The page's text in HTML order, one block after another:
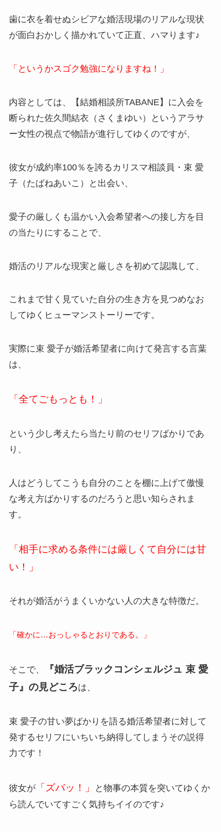
歯に衣を着せぬシビアな婚活現場のリアルな現状
が面白おかしく描かれていて正直、ハマります♪
「というかスゴク勉強になりますね！」
内容としては、【結婚相談所TABANE】に入会を
断られた佐久間結衣（さくまゆい）というアラサ
ー女性の視点で物語が進行してゆくのですが、
彼女が成約率100％を誇るカリスマ相談員・束 愛
子（たばねあいこ）と出会い、
愛子の厳しくも温かい入会希望者への接し方を目
の当たりにすることで、
婚活のリアルな現実と厳しさを初めて認識して、
これまで甘く見ていた自分の生き方を見つめなお
してゆくヒューマンストーリーです。
実際に束 愛子が婚活希望者に向けて発言する言葉
は、
「全てごもっとも！」
という少し考えたら当たり前のセリフばかりであ
り、
人はどうしてこうも自分のことを棚に上げて傲慢
な考え方ばかりするのだろうと思い知らされま
す。
「相手に求める条件には厳しくて自分には甘
い！」
それが婚活がうまくいかない人の大きな特徴だ。
「確かに…おっしゃるとおりである。」
そこで、
『婚活ブラックコンシェルジュ 束 愛
子』の見どころは、
束 愛子の甘い夢ばかりを語る婚活希望者に対して
発するセリフにいちいち納得してしまうその説得
力です！
彼女が「ズバッ！」
と物事の本質を突いてゆくか
ら読んでいてすごく気持ちイイのです♪